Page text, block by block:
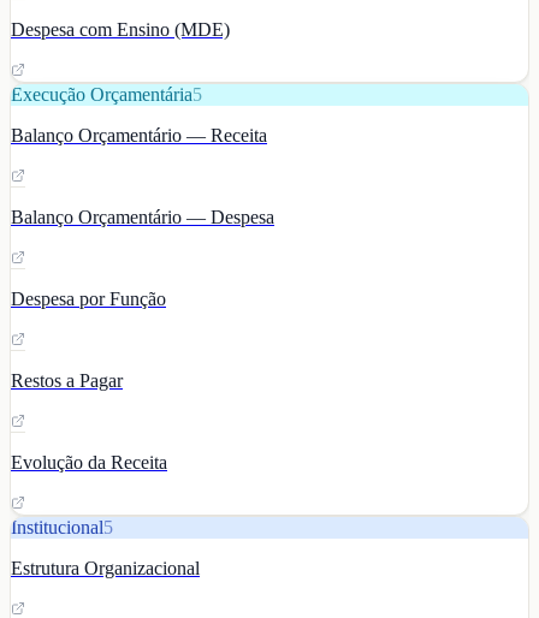
Despesa com Ensino (MDE)
Execução Orçamentária5
Balanço Orçamentário — Receita
Balanço Orçamentário — Despesa
Despesa por Função
Restos a Pagar
Evolução da Receita
Institucional5
Estrutura Organizacional